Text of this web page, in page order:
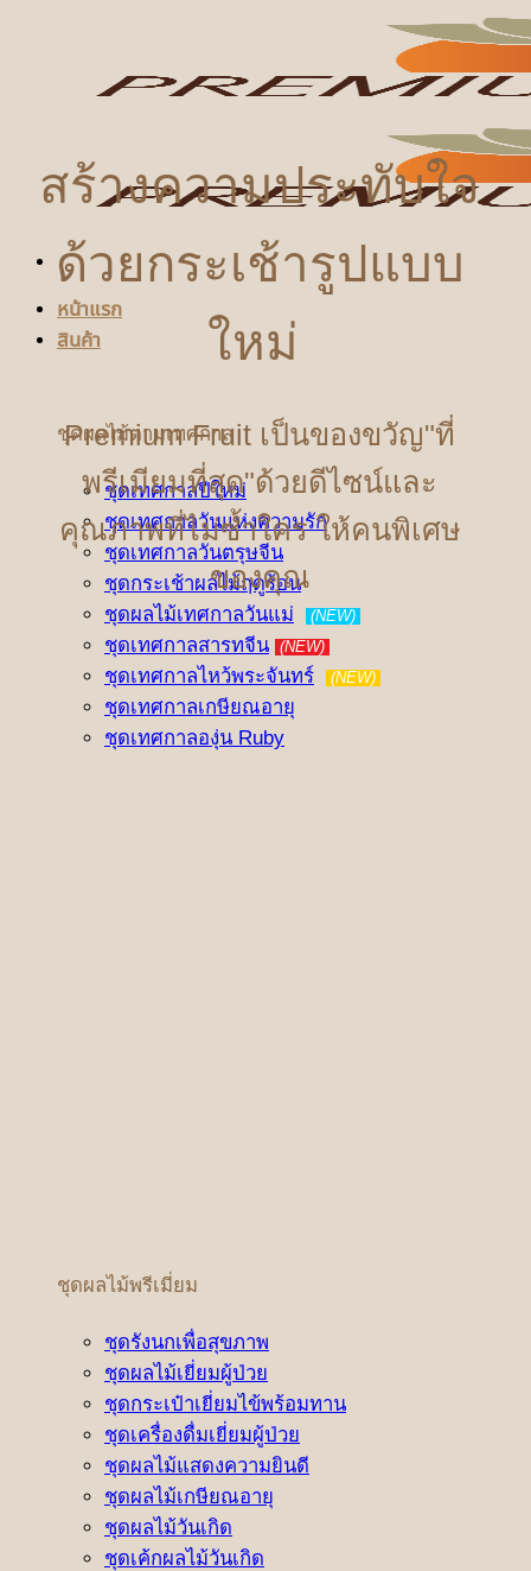
หน้าแรก
สินค้า
ชุดผลไม้ตามเทศกาล
ชุดเทศกาลปีใหม่
ชุดเทศกาลวันแห่งความรัก
ชุดเทศกาลวันตรุษจีน
ชุดกระเช้าผลไม้ฤดูร้อน
ชุดผลไม้เทศกาลวันแม่
(NEW)
ชุดเทศกาลสารทจีน (NEW)
ชุดเทศกาลไหว้พระจันทร์ (NEW)
ชุดเทศกาลเกษียณอายุ
ชุดเทศกาลองุ่น Ruby
ชุดผลไม้พรีเมี่ยม
ชุดรังนกเพื่อสุขภาพ
ชุดผลไม้เยี่ยมผู้ป่วย
ชุดกระเป๋าเยี่ยมไข้พร้อมทาน
ชุดเครื่องดื่มเยี่ยมผู้ป่วย
ชุดผลไม้แสดงความยินดี
ชุดผลไม้เกษียณอายุ
ชุดผลไม้วันเกิด
ชุดเค้กผลไม้วันเกิด
สร้างความประทับใจ
ด้วยกระเช้ารูปแบบ
ใหม่
Premium Fruit เป็นของขวัญ"ที่
พรีเมียมที่สุด"ด้วยดีไซน์และ
คุณภาพที่ไม่ซ้ำใคร ให้คนพิเศษ
ของคุณ